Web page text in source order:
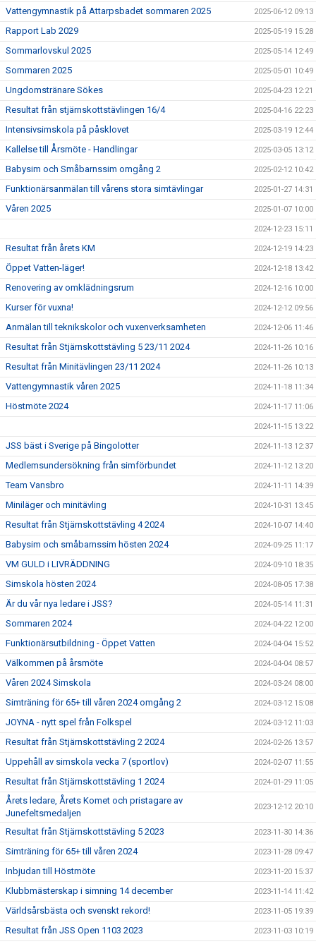
Vattengymnastik på Attarpsbadet sommaren 2025 2025-06-12 09:13
Rapport Lab 2029 2025-05-19 15:28
Sommarlovskul 2025 2025-05-14 12:49
Sommaren 2025 2025-05-01 10:49
Ungdomstränare Sökes 2025-04-23 12:21
Resultat från stjärnskottstävlingen 16/4 2025-04-16 22:23
Intensivsimskola på påsklovet 2025-03-19 12:44
Kallelse till Årsmöte - Handlingar 2025-03-05 13:12
Babysim och Småbarnssim omgång 2 2025-02-12 10:42
Funktionärsanmälan till vårens stora simtävlingar 2025-01-27 14:31
Våren 2025 2025-01-07 10:00
2024-12-23 15:11
Resultat från årets KM 2024-12-19 14:23
Öppet Vatten-läger! 2024-12-18 13:42
Renovering av omklädningsrum 2024-12-16 10:00
Kurser för vuxna! 2024-12-12 09:56
Anmälan till teknikskolor och vuxenverksamheten 2024-12-06 11:46
Resultat från Stjärnskottstävling 5 23/11 2024 2024-11-26 10:16
Resultat från Minitävlingen 23/11 2024 2024-11-26 10:13
Vattengymnastik våren 2025 2024-11-18 11:34
Höstmöte 2024 2024-11-17 11:06
2024-11-15 13:22
JSS bäst i Sverige på Bingolotter 2024-11-13 12:37
Medlemsundersökning från simförbundet 2024-11-12 13:20
Team Vansbro 2024-11-11 14:39
Miniläger och minitävling 2024-10-31 13:45
Resultat från Stjärnskottstävling 4 2024 2024-10-07 14:40
Babysim och småbarnssim hösten 2024 2024-09-25 11:17
VM GULD i LIVRÄDDNING 2024-09-10 18:35
Simskola hösten 2024 2024-08-05 17:38
Är du vår nya ledare i JSS? 2024-05-14 11:31
Sommaren 2024 2024-04-22 12:00
Funktionärsutbildning - Öppet Vatten 2024-04-04 15:52
Välkommen på årsmöte 2024-04-04 08:57
Våren 2024 Simskola 2024-03-24 08:00
Simträning för 65+ till våren 2024 omgång 2 2024-03-12 15:08
JOYNA - nytt spel från Folkspel 2024-03-12 11:03
Resultat från Stjärnskottstävling 2 2024 2024-02-26 13:57
Uppehåll av simskola vecka 7 (sportlov) 2024-02-07 11:55
Resultat från Stjärnskottstävling 1 2024 2024-01-29 11:05
Årets ledare, Årets Komet och pristagare av
Junefeltsmedaljen
2023-12-12 20:10
Resultat från Stjärnskottstävling 5 2023 2023-11-30 14:36
Simträning för 65+ till våren 2024 2023-11-28 09:47
Inbjudan till Höstmöte 2023-11-20 15:37
Klubbmästerskap i simning 14 december 2023-11-14 11:42
Världsårsbästa och svenskt rekord! 2023-11-05 19:39
Resultat från JSS Open 1103 2023 2023-11-03 10:19